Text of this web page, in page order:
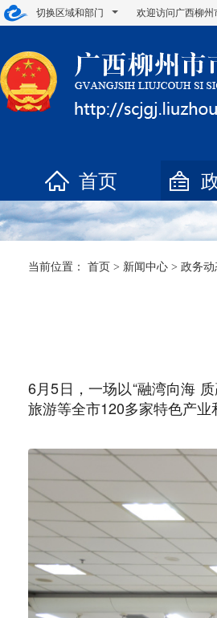
切换区域和部门 欢迎访问广西柳
首页
当前位置： 首页 > 新闻中心 > 政务动
6月5日，一场以“融湾向海
旅游等全市120多家特色产